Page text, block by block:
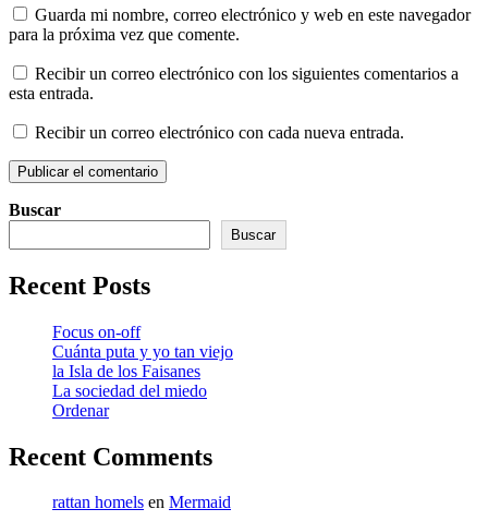
Guarda mi nombre, correo electrónico y web en este navegador
para la próxima vez que comente.
Recibir un correo electrónico con los siguientes comentarios a
esta entrada.
Recibir un correo electrónico con cada nueva entrada.
Buscar
Buscar
Recent Posts
Focus on-off
Cuánta puta y yo tan viejo
la Isla de los Faisanes
La sociedad del miedo
Ordenar
Recent Comments
rattan homels en Mermaid